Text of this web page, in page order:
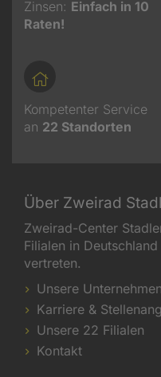
Zinsen: Einfach in 10
Raten!
Kompetenter Service
an 22 Standorten
Über Zweirad
Zweirad-Center
Filialen in
vertreten.
Unsere
Karriere &
Unsere 22 Filialen
Kontakt